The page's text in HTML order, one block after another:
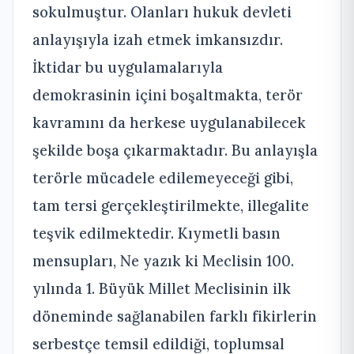
sokulmuştur. Olanları hukuk devleti
anlayışıyla izah etmek imkansızdır.
İktidar bu uygulamalarıyla
demokrasinin içini boşaltmakta, terör
kavramını da herkese uygulanabilecek
şekilde boşa çıkarmaktadır. Bu anlayışla
terörle mücadele edilemeyeceği gibi,
tam tersi gerçekleştirilmekte, illegalite
teşvik edilmektedir. Kıymetli basın
mensupları, Ne yazık ki Meclisin 100.
yılında 1. Büyük Millet Meclisinin ilk
döneminde sağlanabilen farklı fikirlerin
serbestçe temsil edildiği, toplumsal